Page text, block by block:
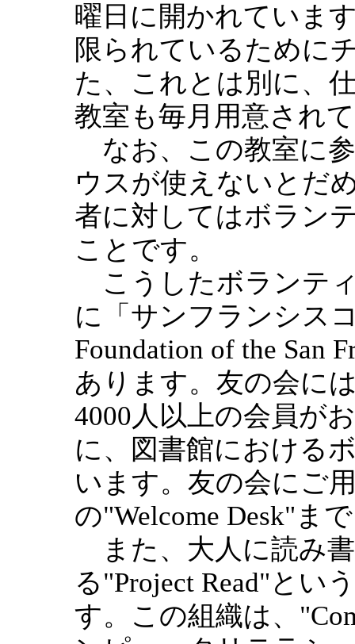
曜日に開かれていま
限られているために
た、これとは別に、
教室も毎月用意され
なお、この教室に
ウスが使えないとだ
者に対してはボラン
ことです。
こうしたボランテ
に「サンフランシス
Foundation of the San
あります。友の会に
4000人以上の会員が
に、図書館における
います。友の会にご
の"Welcome Desk"ま
また、大人に読み
る"Project Read"とい
す。この組織は、